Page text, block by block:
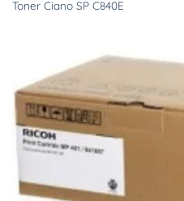
Toner Ciano SP C840E